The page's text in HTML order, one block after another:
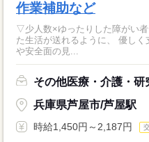
作業補助など
▽少人数×ゆったりした障がい者デイサービ
た生活が送れるように、 優しく支援を
や安全面の見...
その他医療・介護・研
兵庫県芦屋市/芦屋駅
時給1,450円～2,187円